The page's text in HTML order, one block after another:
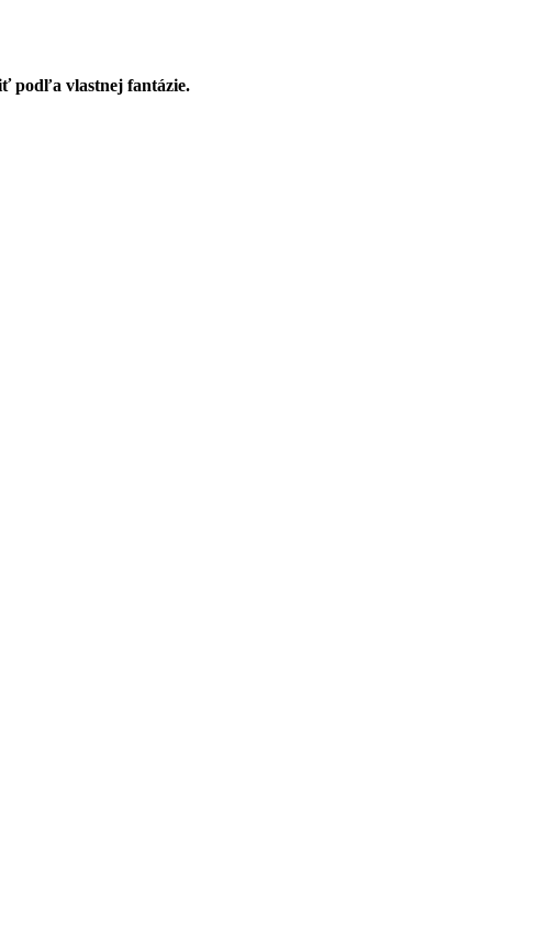
podľa vlastnej fantázie.